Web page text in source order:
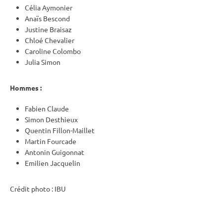
Célia Aymonier
Anaïs Bescond
Justine Braisaz
Chloé Chevalier
Caroline Colombo
Julia Simon
Hommes :
Fabien Claude
Simon Desthieux
Quentin Fillon-Maillet
Martin Fourcade
Antonin Guigonnat
Emilien Jacquelin
Crédit photo : IBU